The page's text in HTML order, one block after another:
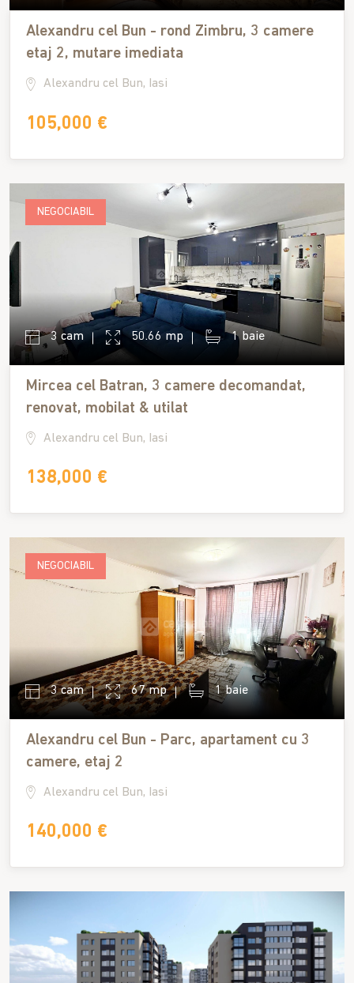
Alexandru cel Bun - rond Zimbru, 3 camere
etaj 2, mutare imediata
Alexandru cel Bun, Iasi
105,000 €
NEGOCIABIL
3 cam 50.66 mp 1 baie
Mircea cel Batran, 3 camere decomandat,
renovat, mobilat & utilat
Alexandru cel Bun, Iasi
138,000 €
NEGOCIABIL
3 cam 67 mp 1 baie
Alexandru cel Bun - Parc, apartament cu 3
camere, etaj 2
Alexandru cel Bun, Iasi
140,000 €